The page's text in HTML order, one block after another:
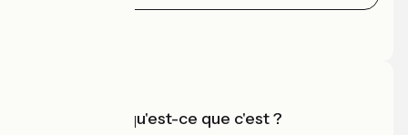
Accueil Vélo qu'est-ce que c'est ?